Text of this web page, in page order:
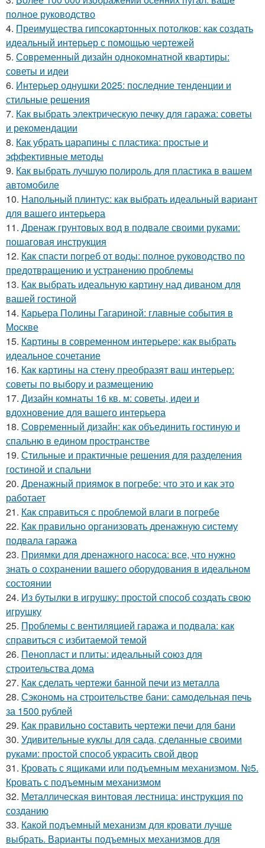
полное руководство
4. Преимущества гипсокартонных потолков: как создать
идеальный интерьер с помощью чертежей
5. Современный дизайн однокомнатной квартиры:
советы и идеи
6. Интерьер однушки 2025: последние тенденции и
стильные решения
7. Как выбрать электрическую печку для гаража: советы
и рекомендации
8. Как убрать царапины с пластика: простые и
эффективные методы
9. Как выбрать лучшую полироль для пластика в вашем
автомобиле
10. Напольный плинтус: как выбрать идеальный вариант
для вашего интерьера
11. Дренаж грунтовых вод в подвале своими руками:
пошаговая инструкция
12. Как спасти погреб от воды: полное руководство по
предотвращению и устранению проблемы
13. Как выбрать идеальную картину над диваном для
вашей гостиной
14. Карьера Полины Гагариной: главные события в
Москве
15. Картины в современном интерьере: как выбрать
идеальное сочетание
16. Как картины на стену преобразят ваш интерьер:
советы по выбору и размещению
17. Дизайн комнаты 16 кв. м: советы, идеи и
вдохновение для вашего интерьера
18. Современный дизайн: как объединить гостиную и
спальню в едином пространстве
19. Стильные и практичные решения для разделения
гостиной и спальни
20. Дренажный приямок в погребе: что это и как это
работает
21. Как справиться с проблемой влаги в погребе
22. Как правильно организовать дренажную систему
подвала гаража
23. Приямки для дренажного насоса: все, что нужно
знать о сохранении вашего оборудования в идеальном
состоянии
24. Из бутылки в игрушку: простой способ создать свою
игрушку
25. Проблемы с вентиляцией гаража и подвала: как
справиться с избитаемой темой
26. Пенопласт и плиты: идеальный союз для
строительства дома
27. Как сделать чертежи банной печи из металла
28. Сэкономь на строительстве бани: самодельная печь
за 1500 рублей
29. Как правильно составить чертежи печи для бани
30. Удивительные куклы для сада, сделанные своими
руками: простой способ украсить свой двор
31. Кровать с ящиками или подъемным механизмом. №5.
Кровать с подъемным механизмом
32. Металлическая винтовая лестница: инструкция по
созданию
33. Какой подъемный механизм для кровати лучше
выбрать. Варианты подъемных механизмов для